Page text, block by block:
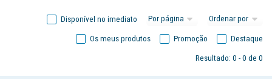
Disponível no imediato
Destaque
Promoção
Os meus produtos
Resultado: 0 - 0 de 0